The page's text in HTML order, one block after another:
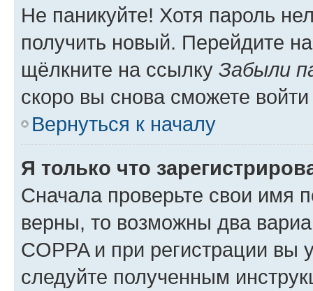
Не паникуйте! Хотя пароль
получить новый. Перейдите
щёлкните на ссылку Забыли
скоро вы снова сможете
Вернуться к началу
Я только что
Сначала проверьте свои имя
верны, то возможны два
COPPA и при регистрации вы
следуйте полученным